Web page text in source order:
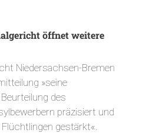
öffnet weitere
Niedersachsen-Bremen
»seine
des
präzisiert und
gestärkt«.